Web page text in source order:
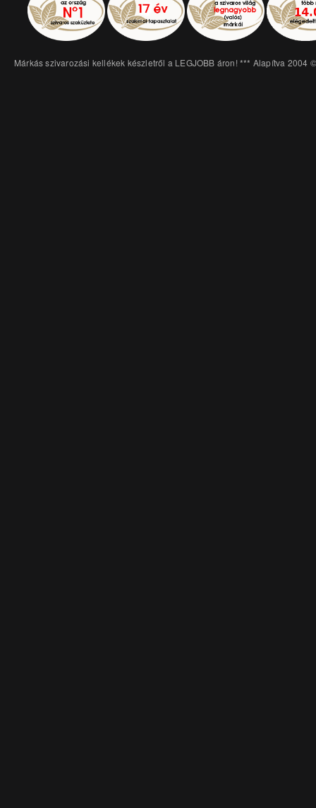
Márkás szivarozási kellékek készletről a LEGJOBB áron! *** Alapítva 2004